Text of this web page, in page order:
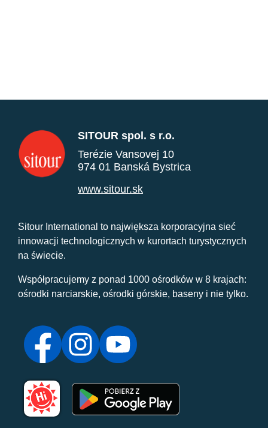
SITOUR spol. s r.o.
Terézie Vansovej 10
974 01 Banská Bystrica
www.sitour.sk
Sitour International to największa korporacyjna sieć
innowacji technologicznych w kurortach turystycznych
na świecie.
Współpracujemy z ponad 1000 ośrodków w 8 krajach:
ośrodki narciarskie, ośrodki górskie, baseny i nie tylko.